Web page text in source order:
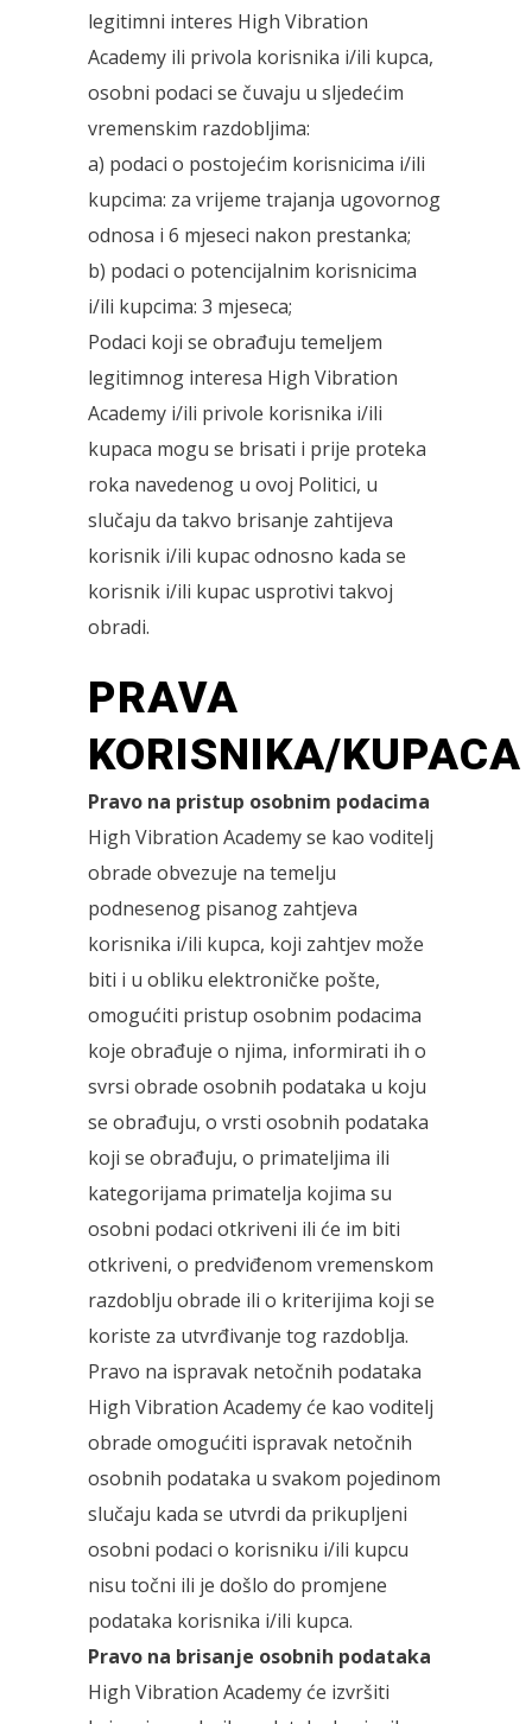
legitimni interes High Vibration
Academy ili privola korisnika i/ili kupca,
osobni podaci se čuvaju u sljedećim
vremenskim razdobljima:
a) podaci o postojećim korisnicima i/ili
kupcima: za vrijeme trajanja ugovornog
odnosa i 6 mjeseci nakon prestanka;
b) podaci o potencijalnim korisnicima
i/ili kupcima: 3 mjeseca;
Podaci koji se obrađuju temeljem
legitimnog interesa High Vibration
Academy i/ili privole korisnika i/ili
kupaca mogu se brisati i prije proteka
roka navedenog u ovoj Politici, u
slučaju da takvo brisanje zahtijeva
korisnik i/ili kupac odnosno kada se
korisnik i/ili kupac usprotivi takvoj
obradi.
PRAVA
KORISNIKA/KUPACA
Pravo na pristup osobnim podacima
High Vibration Academy se kao voditelj
obrade obvezuje na temelju
podnesenog pisanog zahtjeva
korisnika i/ili kupca, koji zahtjev može
biti i u obliku elektroničke pošte,
omogućiti pristup osobnim podacima
koje obrađuje o njima, informirati ih o
svrsi obrade osobnih podataka u koju
se obrađuju, o vrsti osobnih podataka
koji se obrađuju, o primateljima ili
kategorijama primatelja kojima su
osobni podaci otkriveni ili će im biti
otkriveni, o predviđenom vremenskom
razdoblju obrade ili o kriterijima koji se
koriste za utvrđivanje tog razdoblja.
Pravo na ispravak netočnih podataka
High Vibration Academy će kao voditelj
obrade omogućiti ispravak netočnih
osobnih podataka u svakom pojedinom
slučaju kada se utvrdi da prikupljeni
osobni podaci o korisniku i/ili kupcu
nisu točni ili je došlo do promjene
podataka korisnika i/ili kupca.
Pravo na brisanje osobnih podataka
High Vibration Academy će izvršiti